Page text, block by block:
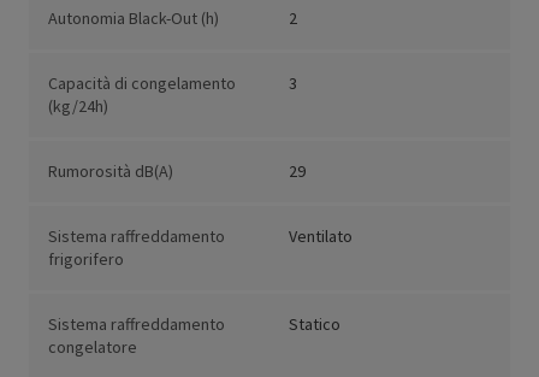
Autonomia Black-Out (h) 2
Capacità di congelamento
(kg/24h)
3
Rumorosità dB(A) 29
Sistema raffreddamento
frigorifero
Ventilato
Sistema raffreddamento
congelatore
Statico